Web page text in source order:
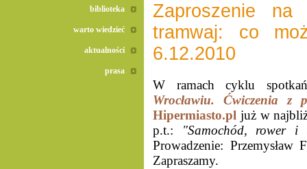
Zaproszenie
tramwaj: co
6.12.2010
W ramach cyklu
Wrocławiu. Ćwiczenia z
Hipermiasto.pl już w
p.t.:
"Samochód, rower i
Prowadzenie: Przemysław
Zapraszamy.
biblioteka
warto wiedzieć
aktualności
prasa